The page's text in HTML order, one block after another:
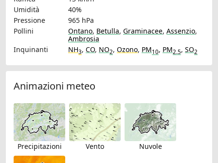
Umidità
40%
Pressione
965 hPa
Pollini
Ontano, Betulla, Graminacee, Assenzio,
Ambrosia
Inquinanti
NH3, CO, NO2, Ozono, PM10, PM2.5, SO2
Animazioni meteo
Precipitazioni Vento Nuvole